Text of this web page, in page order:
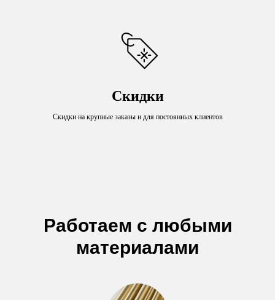
Скидки
Скидки на крупные заказы и для постоянных клиентов
Работаем с любыми
материалами